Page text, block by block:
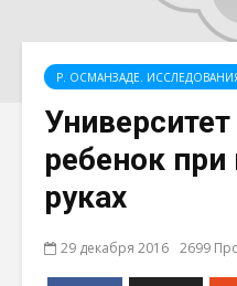
Р. ОСМАНЗАДЕ.
ребенок
руках
29 декабря 2016 2699